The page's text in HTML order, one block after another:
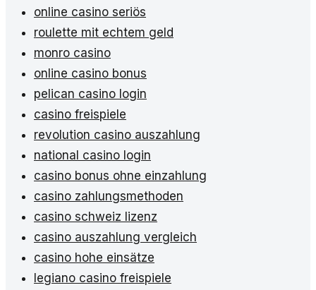
online casino seriös
roulette mit echtem geld
monro casino
online casino bonus
pelican casino login
casino freispiele
revolution casino auszahlung
national casino login
casino bonus ohne einzahlung
casino zahlungsmethoden
casino schweiz lizenz
casino auszahlung vergleich
casino hohe einsätze
legiano casino freispiele